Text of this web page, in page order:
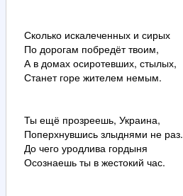
Сколько искалеченных и сирых
По дорогам побредёт твоим,
А в домах осиротевших, стылых,
Станет горе жителем немым.
Ты ещё прозреешь, Украина,
Поперхнувшись злыднями не раз.
До чего уродлива гордыня
Осознаешь ты в жестокий час.